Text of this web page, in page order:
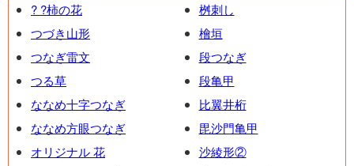
? ?柿の花
つづき山形
つなぎ雷文
つる草
ななめ十字つなぎ
ななめ方眼つなぎ
オリジナル 花
桝刺し
檜垣
段つなぎ
段亀甲
比翼井桁
毘沙門亀甲
沙綾形②